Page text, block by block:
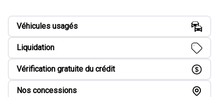
Véhicules usagés
Liquidation
Vérification gratuite du crédit
Nos concessions